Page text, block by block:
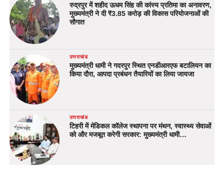
रुद्रपुर में शहीद ऊधम सिंह की कांस्य प्रतिमा का अनावरण,
मुख्यमंत्री ने दी ₹3.85 करोड़ की विकास परियोजनाओं की
सौगात
उत्तराखंड
मुख्यमंत्री धामी ने गदरपुर स्थित एनडीआरएफ बटालियन का
किया दौरा, आपदा प्रबंधन तैयारियों का लिया जायजा
उत्तराखंड
टिहरी में मेडिकल कॉलेज स्थापना पर मंथन, स्वास्थ्य सेवाओं
को और मजबूत करेगी सरकार: मुख्यमंत्री धामी…